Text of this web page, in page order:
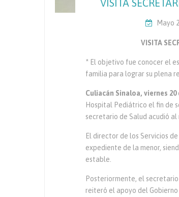
VISITA
Mayo
VISITA
* El objetivo fue conocer el
familia para lograr su plena
Culiacán Sinaloa, viernes 20
Hospital Pediátrico el fin de
secretario de Salud acudió
El director de los Servicios
expediente de la menor,
estable.
Posteriormente, el
reiteró el apoyo del